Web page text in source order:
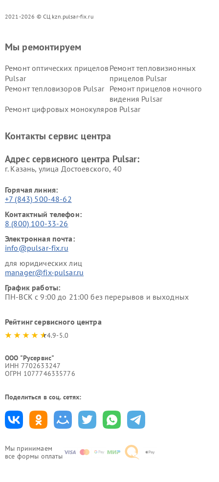
2021-2026 © СЦ kzn.pulsar-fix.ru
Мы принимаем
все формы оплаты
Мы ремонтируем
Ремонт оптических прицелов
Pulsar
Ремонт тепловизионных
прицелов Pulsar
Ремонт тепловизоров Pulsar
Ремонт прицелов ночного
видения Pulsar
Ремонт цифровых монокуляров Pulsar
Контакты сервис центра
Адрес сервисного центра Pulsar:
г. Казань, улица Достоевского, 40
Горячая линия:
+7 (843) 500-48-62
Контактный телефон:
8 (800) 100-33-26
Электронная почта:
info@pulsar-fix.ru
для юридических лиц
manager@fix-pulsar.ru
График работы:
ПН-ВСК с 9:00 до 21:00 без перерывов и выходных
Рейтинг сервисного центра
4.9-5.0
ООО "Русервис"
ИНН 7702633247
ОГРН 1077746335776
Поделиться в соц. сетях: